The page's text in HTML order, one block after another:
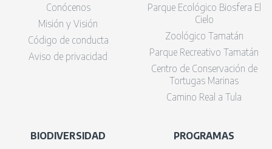
Conócenos
Misión y Visión
Código de conducta
Aviso de privacidad
Parque Ecológico Biosfera El
Cielo
Zoológico Tamatán
Parque Recreativo Tamatán
Centro de Conservación de
Tortugas Marinas
Camino Real a Tula
BIODIVERSIDAD PROGRAMAS